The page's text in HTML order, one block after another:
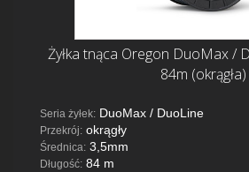
Żyłka tnąca Oregon DuoMax /
84m (okrągła)
Seria żyłek: DuoMax / DuoLine
Przekrój: okrągły
Średnica: 3,5mm
Długość: 84 m